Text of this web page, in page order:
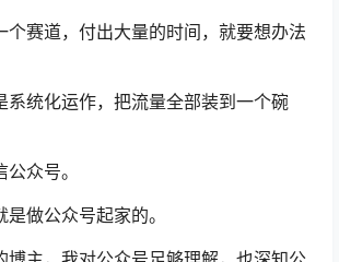
个赛道，付出大量的时间，就要想办法
系统化运作，把流量全部装到一个碗
众号。
做公众号起家的。